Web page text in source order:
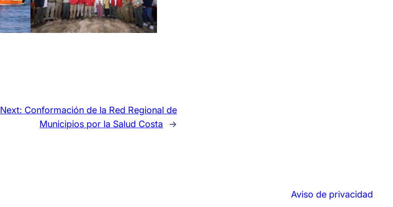
Next: Conformación de la Red Regional de
Municipios por la Salud Costa
→
Aviso de privacidad